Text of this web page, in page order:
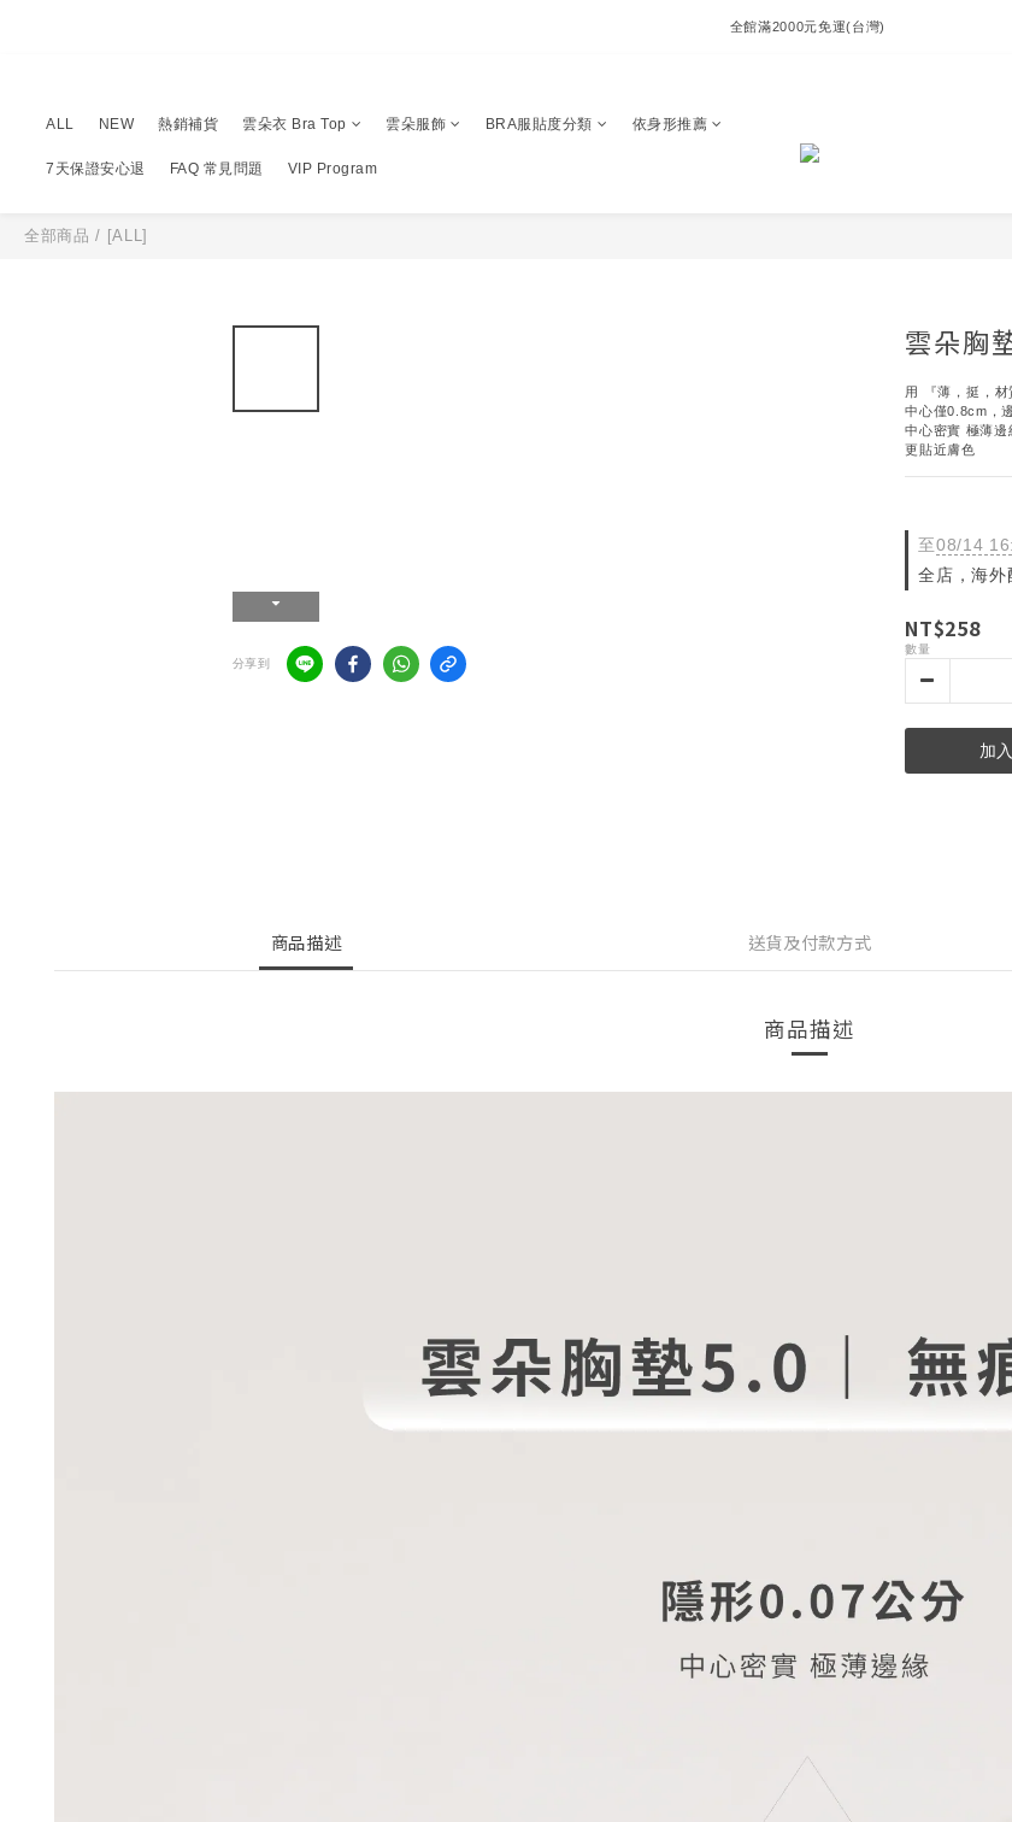
全館滿2000元免運(台灣)
ALL NEW 熱銷補貨 雲朵衣 Bra Top 雲朵服飾 BRA服貼度分類 依身形推薦
7天保證安心退 FAQ 常見問題 VIP Program
全部商品 / [ALL]
分享到
雲朵胸
用 『薄，挺⁣，
中心僅0.8cm，
中心密實 極薄邊
更貼近膚色
至08/14
全店，海
NT$258
數量
加
商品描述 送貨及付款方式
商品描述